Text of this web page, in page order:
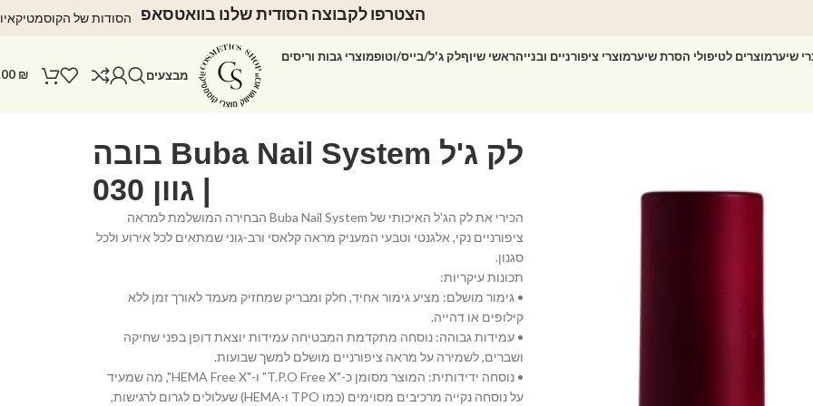
הצטרפו לקבוצה הסודית שלנו בוואטסאפ הסודות של
שיערמוצרים לטיפולי הסרת שיערמוצרי ציפורניים ובנייהראשי שיוףלק ג'ל/בייס/וטופמוצרי גבות וריסים
מבצעים ₪
לק ג'ל Buba Nail System בובה
| גוון 030
הכירי את לק הג'ל האיכותי של Buba Nail System הבחירה המושלמת למראה
ציפורניים נקי, אלגנטי וטבעי המעניק מראה קלאסי ורב-גוני שמתאים לכל אירוע ולכל
סגנון.
תכונות עיקריות:
• גימור מושלם: מציע גימור אחיד, חלק ומבריק שמחזיק מעמד לאורך זמן ללא
קילופים או דהייה.
• עמידות גבוהה: נוסחה מתקדמת המבטיחה עמידות יוצאת דופן בפני שחיקה
ושברים, לשמירה על מראה ציפורניים מושלם למשך שבועות.
• נוסחה ידידותית: המוצר מסומן כ-"T.P.O Free X" ו-"HEMA Free X", מה שמעיד
על נוסחה נקייה מרכיבים מסוימים (כמו TPO ו-HEMA) שעלולים לגרום לרגישות,